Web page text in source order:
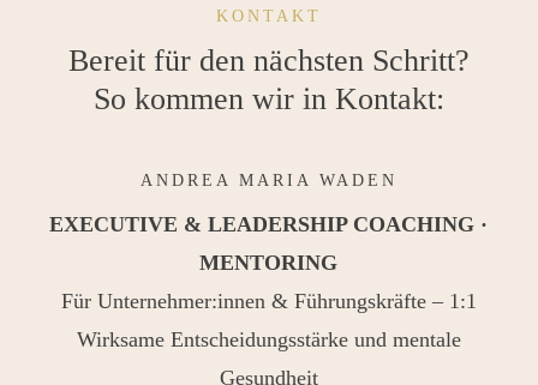
KONTAKT
Bereit für den nächsten Schritt?
So kommen wir in Kontakt:
ANDREA MARIA WADEN
EXECUTIVE & LEADERSHIP COACHING ·
MENTORING
Für Unternehmer:innen & Führungskräfte – 1:1
Wirksame Entscheidungsstärke und mentale
Gesundheit